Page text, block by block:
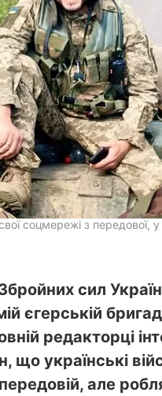
соцмережі з передової,
сил
єгерській
редакторці
що українські
але